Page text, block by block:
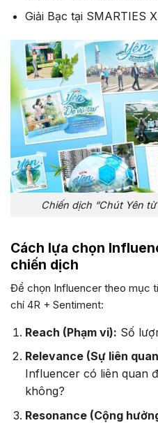
Giải Bạc tại SMARTIES
Chiến dịch “Chút Yên
Cách lựa chọn
chiến dịch
Để chọn Influencer theo mục
chí 4R + Sentiment:
Reach (Phạm vi): Số
Relevance (Sự liên
Influencer có liên quan
không?
Resonance (Cộng